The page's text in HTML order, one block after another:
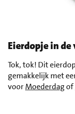
Eierdopje in
Tok, tok! Dit
gemakkelijk met
voorMoederdagof